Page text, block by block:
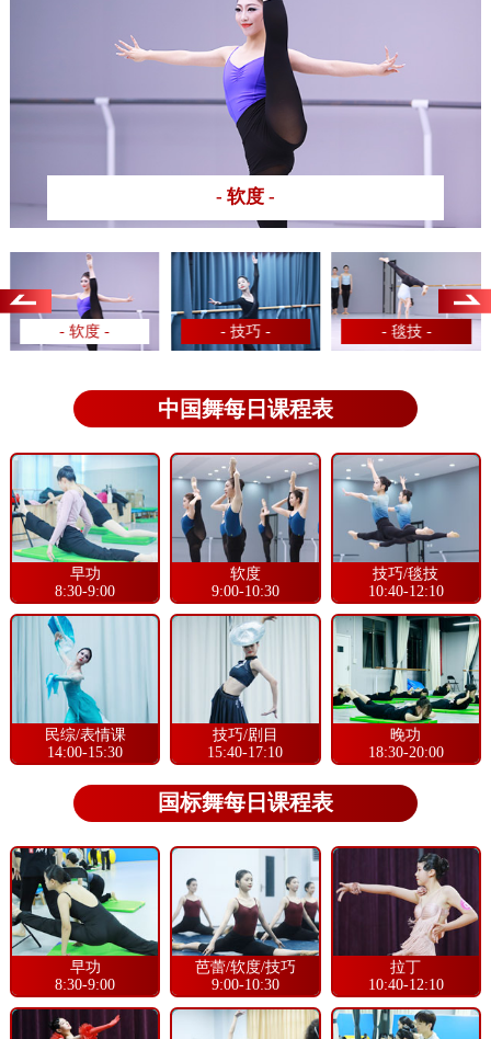
- 软度 -
- 软度 - - 技巧 - - 毯技 -
中国舞每日课程表
早功
8:30-9:00
软度
9:00-10:30
技巧/毯技
10:40-12:10
民综/表情课
14:00-15:30
技巧/剧目
15:40-17:10
晚功
18:30-20:00
国标舞每日课程表
早功
8:30-9:00
芭蕾/软度/技巧
9:00-10:30
拉丁
10:40-12:10